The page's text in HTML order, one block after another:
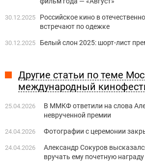
30.12.2025
Российское кино в
встречают по одежке
30.12.2025 Белый слон 2025: шорт-лист
Другие статьи по теме
международный
25.04.2026
В ММКФ ответили на слова
неврученной премии
24.04.2026 Фотографии с церемонии
24.04.2026
Александр Сокуров
вручать ему почетную награду